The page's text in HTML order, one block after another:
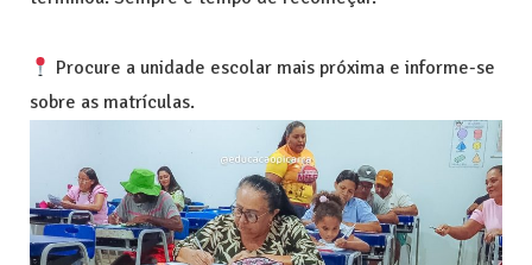
Procure a unidade escolar mais próxima e informe-se
sobre as matrículas.